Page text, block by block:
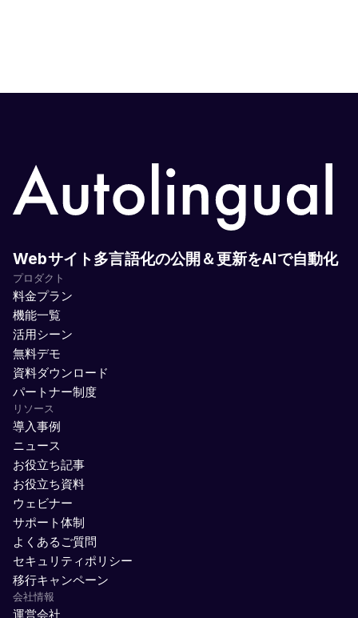
Webサイト多言語化の公開＆更新をAIで自動化
プロダクト
料金プラン
機能一覧
活用シーン
無料デモ
資料ダウンロード
パートナー制度
リソース
導入事例
ニュース
お役立ち記事
お役立ち資料
ウェビナー
サポート体制
よくあるご質問
セキュリティポリシー
移行キャンペーン
会社情報
運営会社